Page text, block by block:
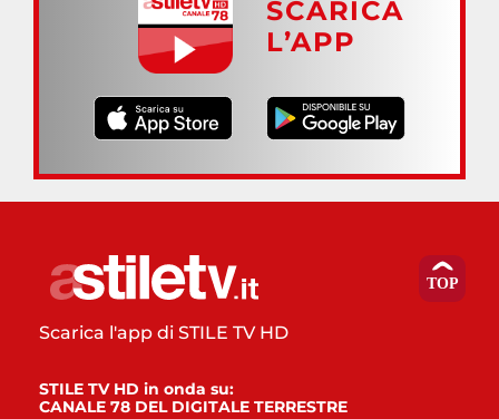
SCARICA
L’APP
Scarica l'app di STILE TV HD
STILE TV HD in onda su:
CANALE 78 DEL DIGITALE TERRESTRE